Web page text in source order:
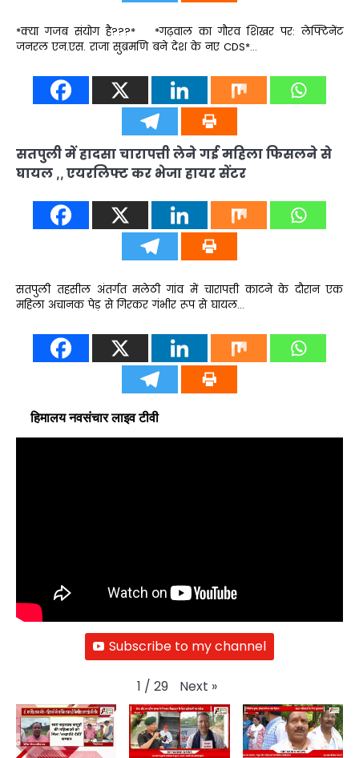
*क्या गजब संयोग है???* *गढ़वाल का गौरव शिखर पर: लेफ्टिनेंट
जनरल एन.एस. राजा सुब्रमणि बने देश के नए CDS*…
सतपुली में हादसा चारापत्ती लेने गई महिला फिसलने से
घायल ,, एयरलिफ्ट कर भेजा हायर सेंटर
सतपुली तहसील अंतर्गत मलेठी गांव में चारापत्ती काटने के दौरान एक
महिला अचानक पेड़ से गिरकर गंभीर रूप से घायल…
हिमालय नवसंचार लाइव टीवी
Subscribe to my channel
1 / 29 Next »